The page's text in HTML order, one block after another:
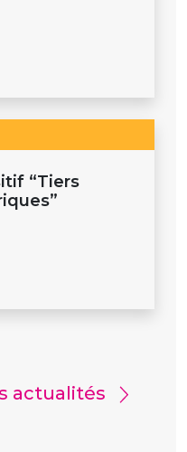
“Tiers
actualités